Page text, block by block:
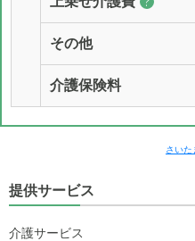
その他
介護保険料
さい
提供サービス
介護サービス